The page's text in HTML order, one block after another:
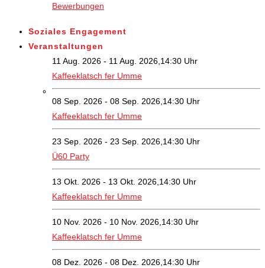
Bewerbungen
Soziales Engagement
Veranstaltungen
11 Aug. 2026 - 11 Aug. 2026,14:30 Uhr
Kaffeeklatsch fer Umme
08 Sep. 2026 - 08 Sep. 2026,14:30 Uhr
Kaffeeklatsch fer Umme
23 Sep. 2026 - 23 Sep. 2026,14:30 Uhr
Ü60 Party
13 Okt. 2026 - 13 Okt. 2026,14:30 Uhr
Kaffeeklatsch fer Umme
10 Nov. 2026 - 10 Nov. 2026,14:30 Uhr
Kaffeeklatsch fer Umme
08 Dez. 2026 - 08 Dez. 2026,14:30 Uhr